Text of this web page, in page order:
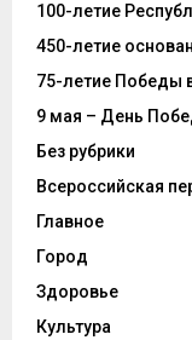
100-летие
450-летие
75-летие Победы
9 мая – День
Без рубрики
Всероссийская
Главное
Город
Здоровье
Культура